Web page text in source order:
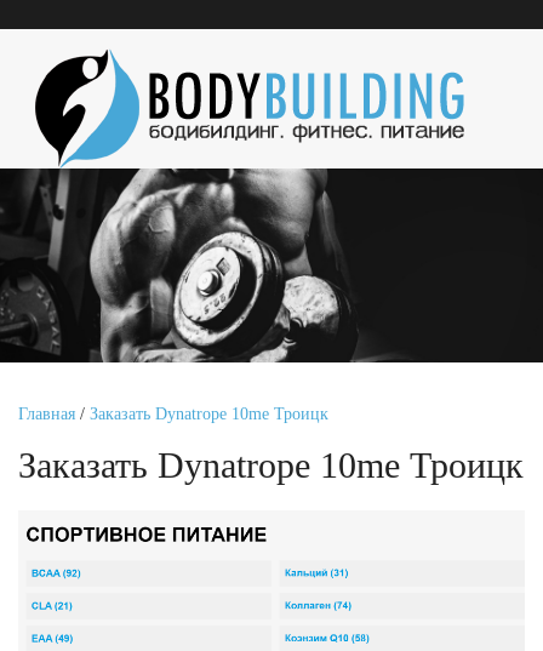
Главная / Заказать Dynatrope 10me Троицк
Заказать Dynatrope 10me Троицк